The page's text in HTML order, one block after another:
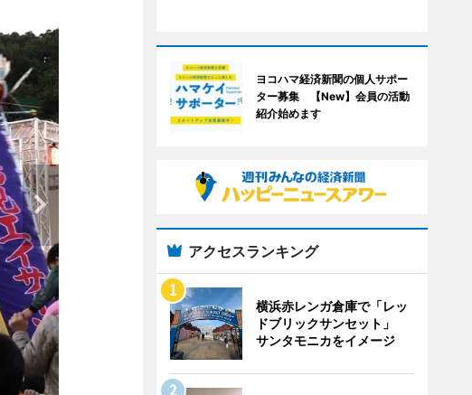
ヨコハマ経済新聞の個人サポー
ター募集 【New】会員の活動
紹介始めます
アクセスランキング
横浜赤レンガ倉庫で「レッ
ドブリックサンセット」
サンタモニカをイメージ